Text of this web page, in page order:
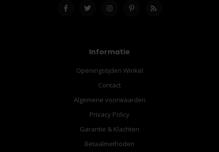
Informatie
Openingstijden Winkel
Contact
Algemene voorwaarden
Privacy Policy
Garantie & Klachten
Betaalmethoden